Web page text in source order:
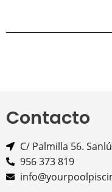
Contacto
C/ Palmilla 56.
956 373 819